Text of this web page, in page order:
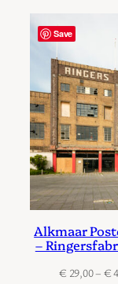
Save
Alkmaar
–
€ 29,00– €